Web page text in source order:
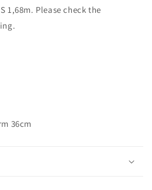
1,68m. Please check the
36cm